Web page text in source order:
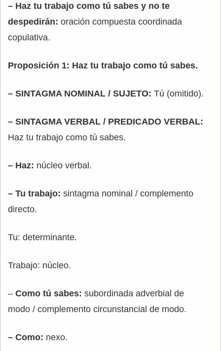
– Haz tu trabajo como tú sabes y no te
despedirán: oración compuesta coordinada
copulativa.
Proposición 1: Haz tu trabajo como tú sabes.
– SINTAGMA NOMINAL / SUJETO: Tú (omitido).
– SINTAGMA VERBAL / PREDICADO VERBAL:
Haz tu trabajo como tú sabes.
– Haz: núcleo verbal.
– Tu trabajo: sintagma nominal / complemento
directo.
Tu: determinante.
Trabajo: núcleo.
– Como tú sabes: subordinada adverbial de
modo / complemento circunstancial de modo.
– Como: nexo.